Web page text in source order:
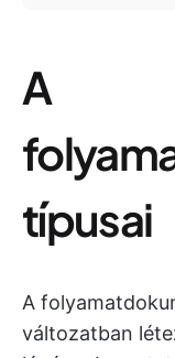
A
típusai
A
változatban